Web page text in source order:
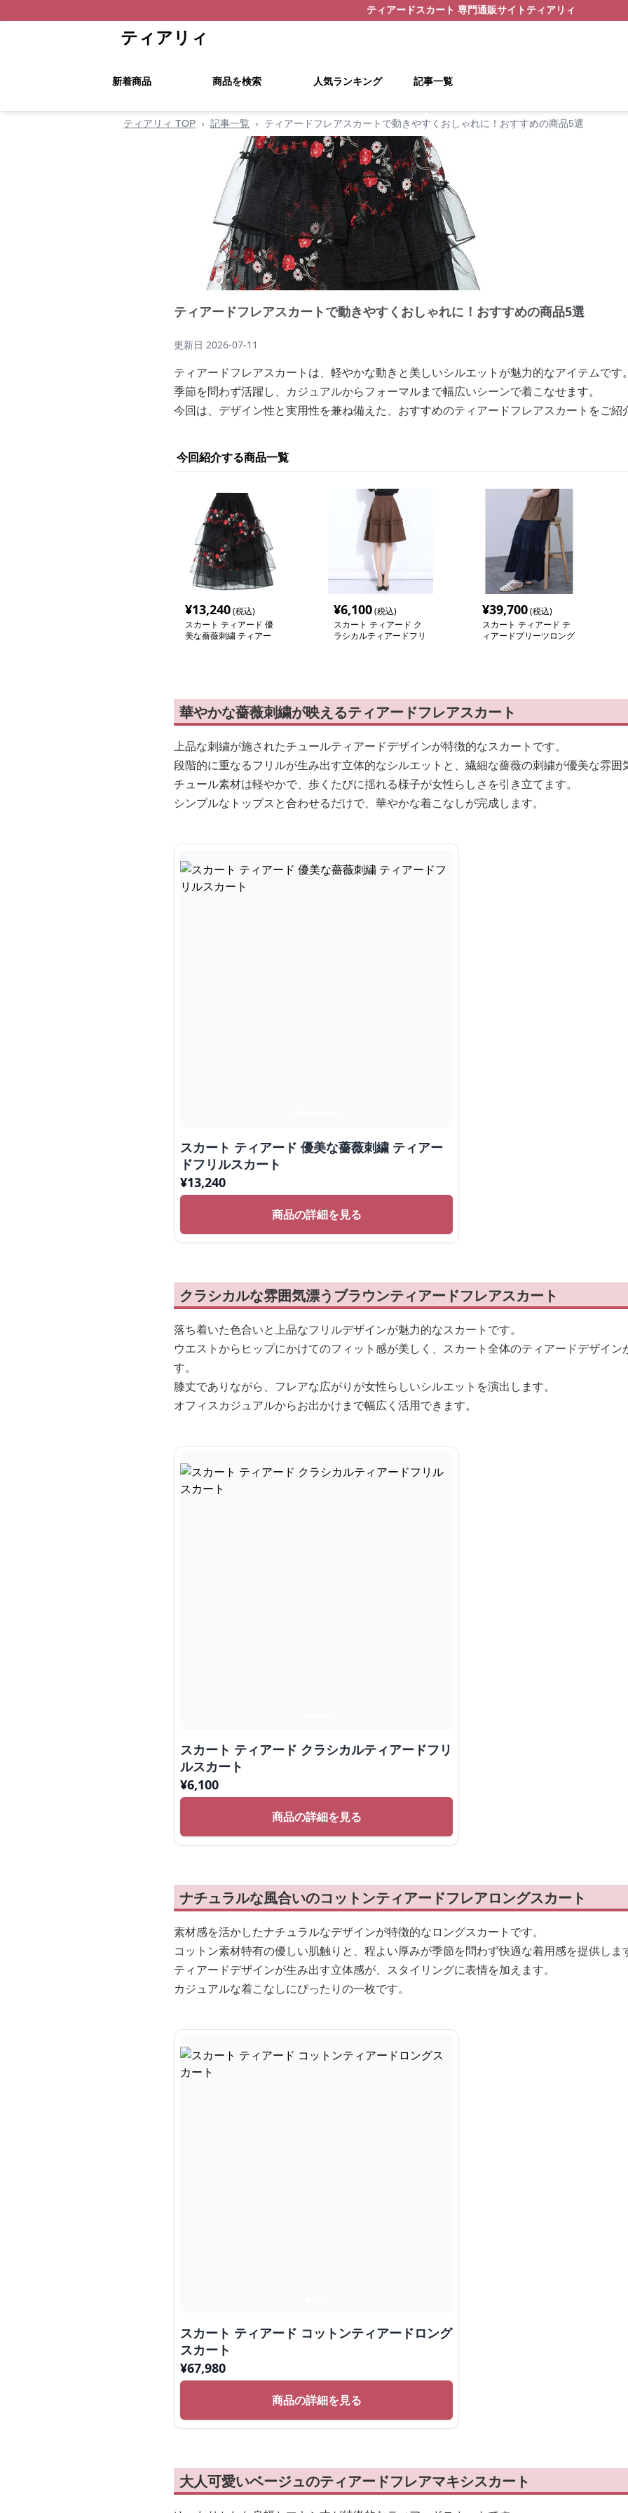
ティアードスカート 専門通販サイト ティアリィ
ティアリィ
新着商品 商品を検索 人気ランキング 記事一覧
ティアリィ TOP › 記事一覧 › ティアードフレアスカートで動きやすくおしゃれに！おすすめの商品5選
ティアードフレアスカートで動きやすくおしゃれに！おすすめの商品5選
更新日 2026-07-11
ティアードフレアスカートは、軽やかな動きと美しいシルエットが魅力的なアイテムです
季節を問わず活躍し、カジュアルからフォーマルまで幅広いシーンで着こなせます。
今回は、デザイン性と実用性を兼ね備えた、おすすめのティアードフレアスカートをご紹
今回紹介する商品一覧
¥13,240(税込)
スカート ティアード 優
美な薔薇刺繍 ティアー
¥6,100(税込)
スカート ティアード ク
ラシカルティアードフリ
¥39,700(税込)
スカート ティアード テ
ィアードプリーツロング
華やかな薔薇刺繍が映えるティアードフレアスカート
上品な刺繍が施されたチュールティアードデザインが特徴的なスカートです。
段階的に重なるフリルが生み出す立体的なシルエットと、繊細な薔薇の刺繍が優美な雰囲
チュール素材は軽やかで、歩くたびに揺れる様子が女性らしさを引き立てます。
シンプルなトップスと合わせるだけで、華やかな着こなしが完成します。
スカート ティアード 優美な薔薇刺繍 ティアー
ドフリルスカート
¥13,240
商品の詳細を見る
クラシカルな雰囲気漂うブラウンティアードフレアスカート
落ち着いた色合いと上品なフリルデザインが魅力的なスカートです。
ウエストからヒップにかけてのフィット感が美しく、スカート全体のティアードデザイ
す。
膝丈でありながら、フレアな広がりが女性らしいシルエットを演出します。
オフィスカジュアルからお出かけまで幅広く活用できます。
スカート ティアード クラシカルティアードフリ
ルスカート
¥6,100
商品の詳細を見る
ナチュラルな風合いのコットンティアードフレアロングスカート
素材感を活かしたナチュラルなデザインが特徴的なロングスカートです。
コットン素材特有の優しい肌触りと、程よい厚みが季節を問わず快適な着用感を提供しま
ティアードデザインが生み出す立体感が、スタイリングに表情を加えます。
カジュアルな着こなしにぴったりの一枚です。
スカート ティアード コットンティアードロング
スカート
¥67,980
商品の詳細を見る
大人可愛いベージュのティアードフレアマキシスカート